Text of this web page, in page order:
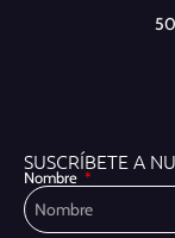
SUSCRÍBETE A
Nombre